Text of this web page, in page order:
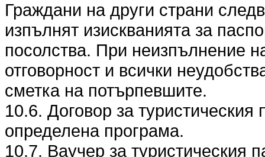
Граждани на други страни
изпълнят изискванията за
посолства. При неизпълнение
отговорност и всички
сметка на потърпевшите.
10.6. Договор за
определена програма.
10.7. Ваучер за туристическия